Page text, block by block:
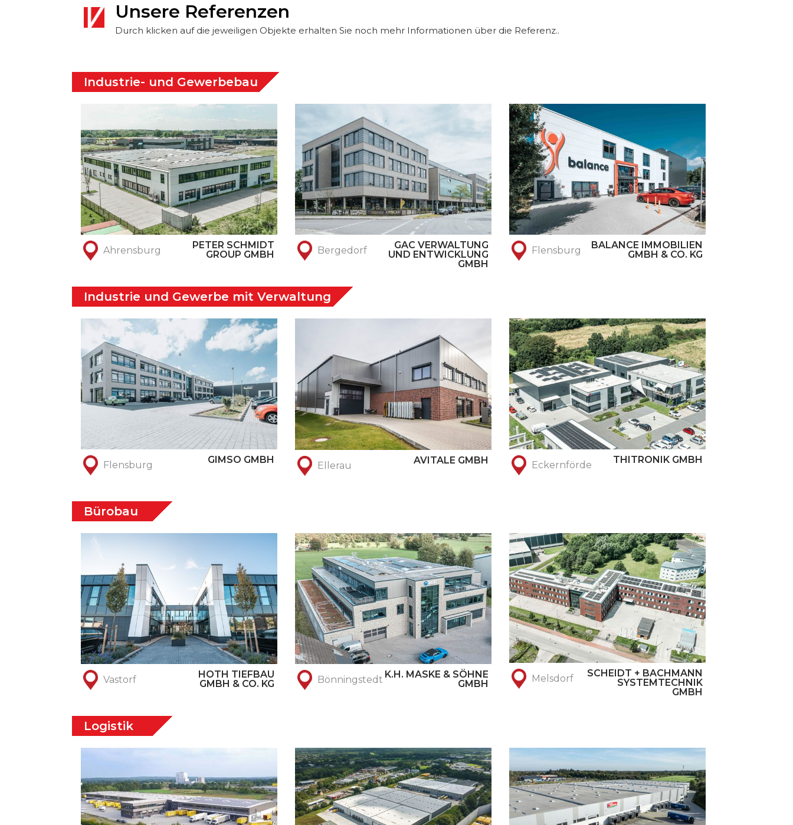
Unsere Referenzen
Durch klicken auf die jeweiligen Objekte erhalten Sie noch mehr Informationen über die Referenz..
Industrie- und Gewerbebau
Ahrensburg
PETER SCHMIDT
GROUP GMBH
Bergedorf
GAC VERWALTUNG
UND ENTWICKLUNG
GMBH
Flensburg
BALANCE IMMOBILIEN
GMBH & CO. KG
Industrie und Gewerbe mit Verwaltung
Flensburg GIMSO GMBH
Ellerau AVITALE GMBH Eckernförde THITRONIK GMBH
Bürobau
Vastorf
HOTH TIEFBAU
GMBH & CO. KG
Bönningstedt K.H. MASKE & SÖHNE
GMBH
Melsdorf
SCHEIDT + BACHMANN
SYSTEMTECHNIK
GMBH
Logistik